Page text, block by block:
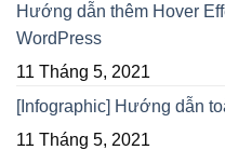
Hướng dẫn thêm Hover
WordPress
11 Tháng 5, 2021
[Infographic] Hướng dẫn
11 Tháng 5, 2021